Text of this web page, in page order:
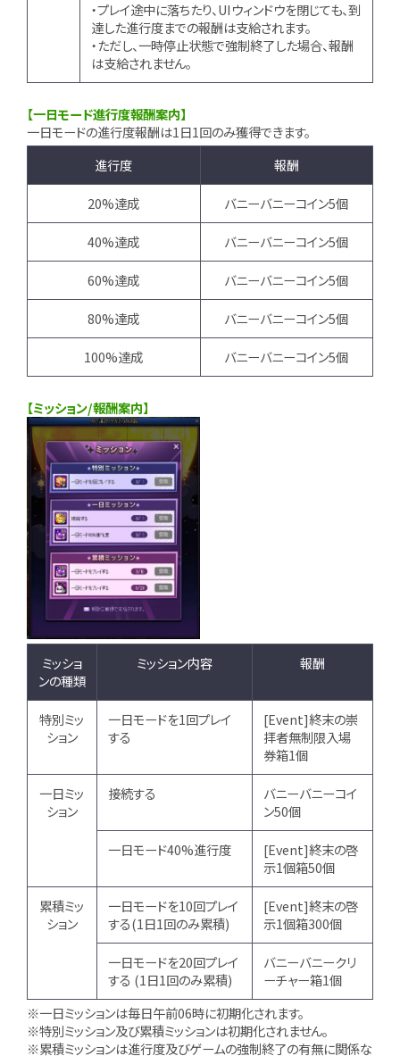
・プレイ途中に落ちたり、UIウィンドウを閉じても、到
達した進行度までの報酬は支給されます。
・ただし、一時停止状態で強制終了した場合、報酬
は支給されません。
【一日モード進行度報酬案内】
一日モードの進行度報酬は1日1回のみ獲得できます。
進行度
報酬
20%達成 バニーバニーコイン5個
40%達成 バニーバニーコイン5個
60%達成 バニーバニーコイン5個
80%達成 バニーバニーコイン5個
100%達成 バニーバニーコイン5個
【ミッション/報酬案内】
ミッショ
ンの種類
ミッション内容 報酬
特別ミッ
ション
一日モードを1回プレイ
する
[Event]終末の崇
拝者無制限入場
券箱1個
一日ミッ
ション
接続する
バニーバニーコイ
ン50個
一日モード40%進行度
[Event]終末の啓
示1個箱50個
累積ミッ
ション
一日モードを10回プレイ
する(1日1回のみ累積)
[Event]終末の啓
示1個箱300個
一日モードを20回プレイ
する (1日1回のみ累積)
バニーバニークリ
ーチャー箱1個
※一日ミッションは毎日午前06時に初期化されます。
※特別ミッション及び累積ミッションは初期化されません。
※累積ミッションは進行度及びゲームの強制終了の有無に関係な